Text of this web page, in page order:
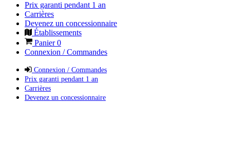
Prix garanti pendant 1 an
Carrières
Devenez un concessionnaire
Établissements
Panier0
Connexion / Commandes
Connexion / Commandes
Prix garanti pendant 1 an
Carrières
Devenez un concessionnaire